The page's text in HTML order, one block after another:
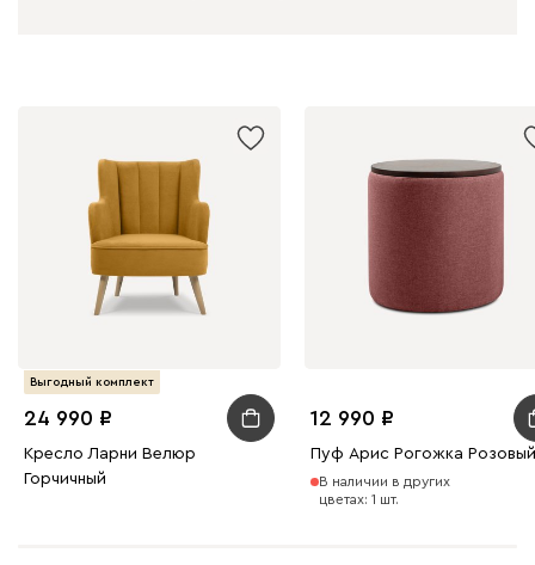
Выгодный комплект
24 990
Кресло Ларни Велюр
Горчичный
12 990
Пуф Арис Рогожка Розовый
В наличии в других
цветах: 1 шт.